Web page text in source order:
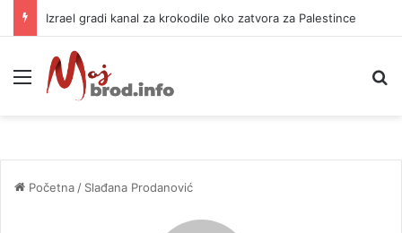
Izrael gradi kanal za krokodile oko zatvora za Palestince
Meni
Početna / Slađana Prodanović